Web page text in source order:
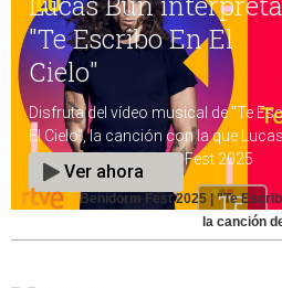
Benidorm Fest 2025 | "Te
la canción